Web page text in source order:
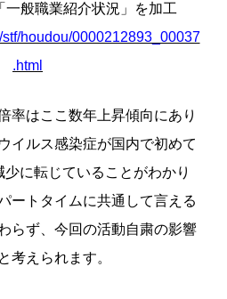
一般職業紹介状況」を加工
houdou/0000212893_00037
.html
率はここ数年上昇傾向にあり
イルス感染症が国内で初めて
に転じていることがわかり
ートタイムに共通して言える
らず、今回の活動自粛の影響
考えられます。